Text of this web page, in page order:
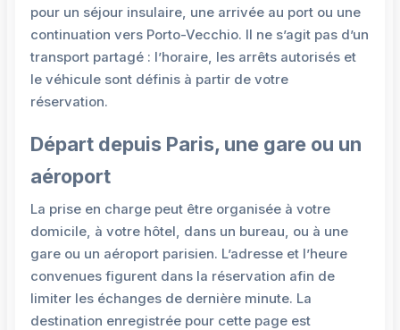
pour un séjour insulaire, une arrivée au port ou une
continuation vers Porto-Vecchio. Il ne s’agit pas d’un
transport partagé : l’horaire, les arrêts autorisés et
le véhicule sont définis à partir de votre
réservation.
Départ depuis Paris, une gare ou un
aéroport
La prise en charge peut être organisée à votre
domicile, à votre hôtel, dans un bureau, ou à une
gare ou un aéroport parisien. L’adresse et l’heure
convenues figurent dans la réservation afin de
limiter les échanges de dernière minute. La
destination enregistrée pour cette page est